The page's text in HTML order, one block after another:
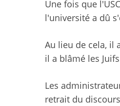
Une fois que
l'université a dû
Au lieu de cela, il
il a blâmé les
Les
retrait du